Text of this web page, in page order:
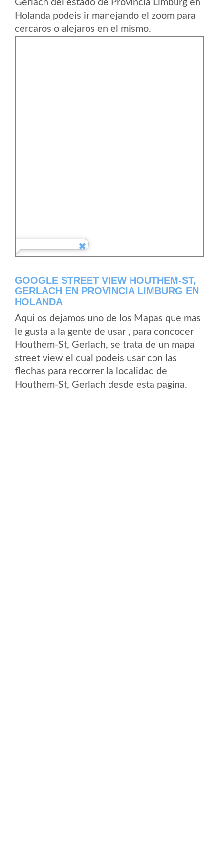
Gerlach del estado de Provincia Limburg en
Holanda podeis ir manejando el zoom para
cercaros o alejaros en el mismo.
GOOGLE STREET VIEW HOUTHEM-ST,
GERLACH EN PROVINCIA LIMBURG EN
HOLANDA
Aqui os dejamos uno de los Mapas que mas
le gusta a la gente de usar , para concocer
Houthem-St, Gerlach, se trata de un mapa
street view el cual podeis usar con las
flechas para recorrer la localidad de
Houthem-St, Gerlach desde esta pagina.